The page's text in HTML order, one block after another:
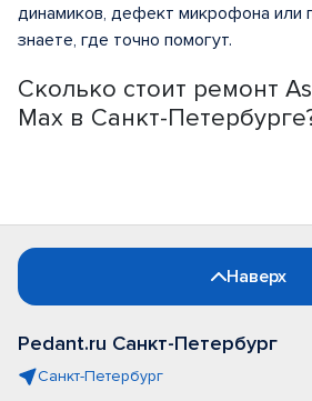
Сколько стоит ремонт
Max в Санкт-
динамиков, дефект микрофона или
знаете, где точно помогут.
Наверх
Pedant.ru Санкт-Петербург
Санкт-Петербург